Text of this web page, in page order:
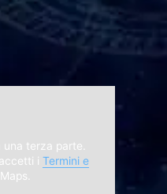
terza parte.
iTermini e